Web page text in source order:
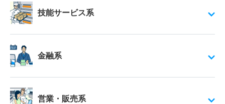
技能サービス系
金融系
営業・販売系